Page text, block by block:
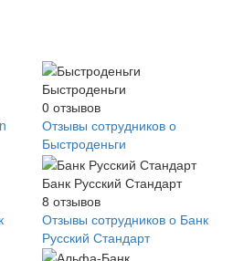
Быстроденьги
0 отзывов
Отзывы сотрудников о
Быстроденьги
Банк Русский Стандарт
8 отзывов
Отзывы сотрудников о Банк
Русский Стандарт